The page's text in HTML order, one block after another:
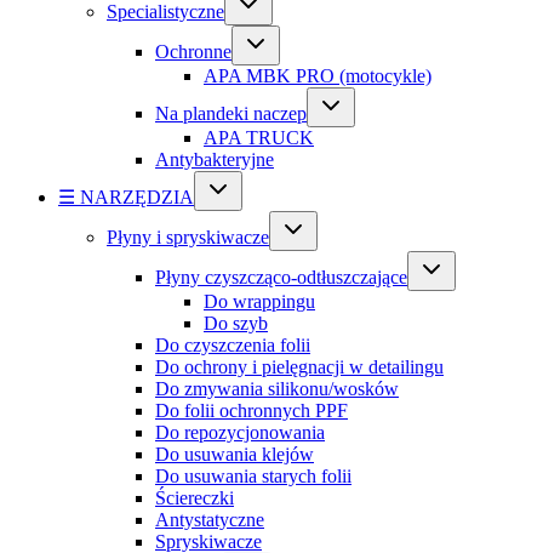
Specialistyczne
Ochronne
APA MBK PRO (motocykle)
Na plandeki naczep
APA TRUCK
Antybakteryjne
☰ NARZĘDZIA
Płyny i spryskiwacze
Płyny czyszcząco-odtłuszczające
Do wrappingu
Do szyb
Do czyszczenia folii
Do ochrony i pielęgnacji w detailingu
Do zmywania silikonu/wosków
Do folii ochronnych PPF
Do repozycjonowania
Do usuwania klejów
Do usuwania starych folii
Ściereczki
Antystatyczne
Spryskiwacze